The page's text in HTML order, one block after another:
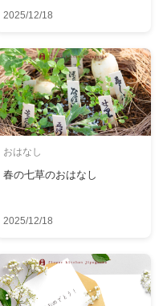
2025/12/18
おはなし
春の七草のおはなし
2025/12/18